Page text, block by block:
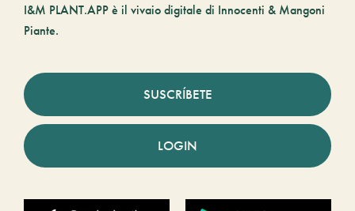
I&M PLANT.APP è il vivaio digitale di Innocenti & Mangoni
Piante.
SUSCRÍBETE
LOGIN